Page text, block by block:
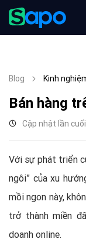
Blog Kinh
Bán hàng
Cập nhật lần
Với sự phát triển
ngôi” của xu
mồi ngon này,
trở thành miền
doanh online.